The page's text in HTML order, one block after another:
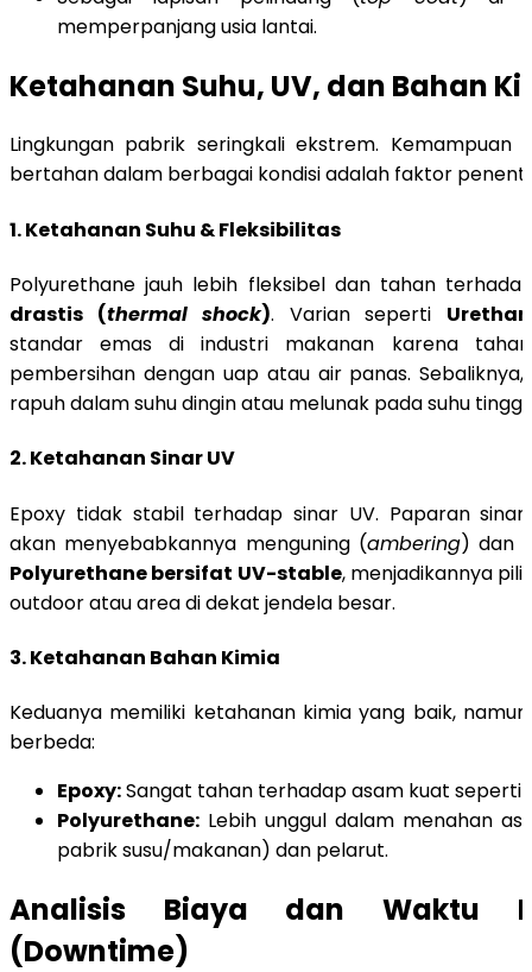
memperpanjang usia lantai.
Ketahanan Suhu, UV, dan Bahan
Lingkungan pabrik seringkali ekstrem. Kemampuan
bertahan dalam berbagai kondisi adalah faktor
1. Ketahanan Suhu & Fleksibilitas
Polyurethane jauh lebih fleksibel dan tahan
drastis (thermal shock). Varian seperti
standar emas di industri makanan karena
pembersihan dengan uap atau air panas.
rapuh dalam suhu dingin atau melunak pada suhu tinggi.
2.Ketahanan Sinar UV
Epoxy tidak stabil terhadap sinar UV. Paparan
akan menyebabkannya menguning (ambering) dan
Polyurethane bersifat UV-stable, menjadikannya
outdoor atau area di dekat jendela besar.
3.Ketahanan Bahan Kimia
Keduanya memiliki ketahanan kimia yang baik,
berbeda:
Epoxy:Sangat tahan terhadap asam kuat seperti
Polyurethane: Lebih unggul dalam menahan
pabrik susu/makanan) dan pelarut.
Analisis Biaya dan Waktu
(Downtime)